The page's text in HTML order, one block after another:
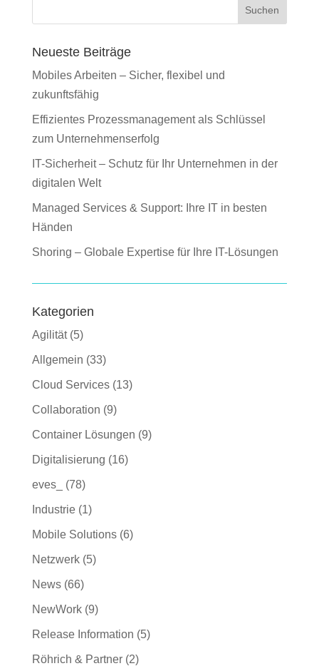
Suchen
Neueste Beiträge
Mobiles Arbeiten – Sicher, flexibel und
zukunftsfähig
Effizientes Prozessmanagement als Schlüssel
zum Unternehmenserfolg
IT-Sicherheit – Schutz für Ihr Unternehmen in der
digitalen Welt
Managed Services & Support: Ihre IT in besten
Händen
Shoring – Globale Expertise für Ihre IT-Lösungen
Kategorien
Agilität(5)
Allgemein (33)
Cloud Services(13)
Collaboration (9)
Container Lösungen (9)
Digitalisierung (16)
eves_ (78)
Industrie(1)
Mobile Solutions(6)
Netzwerk(5)
News(66)
NewWork(9)
Release Information (5)
Röhrich & Partner(2)